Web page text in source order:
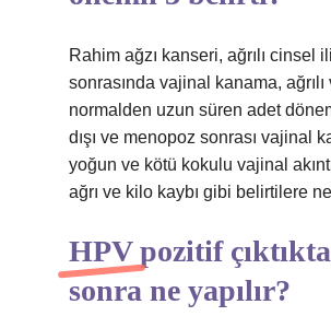
Rahim ağzı kanseri, ağrılı cinsel
sonrasında vajinal kanama, ağrılı
normalden uzun süren adet
dışı ve menopoz sonrası vajinal
yoğun ve kötü kokulu vajinal
ağrı ve kilo kaybı gibi belirtilere
HPV pozitif
sonra ne yapılır?